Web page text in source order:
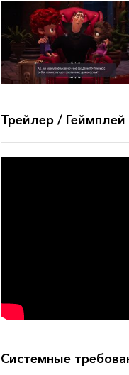
Трейлер / Геймплей
Системные